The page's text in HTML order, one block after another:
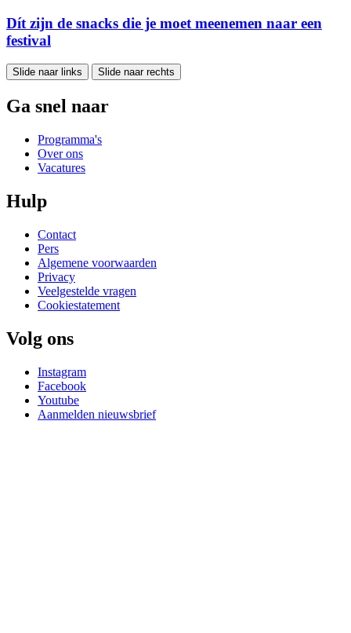
Dít zijn de snacks die je moet meenemen naar een
festival
Slide naar links Slide naar rechts
Ga snel naar
Programma's
Over ons
Vacatures
Hulp
Contact
Pers
Algemene voorwaarden
Privacy
Veelgestelde vragen
Cookiestatement
Volg ons
Instagram
Facebook
Youtube
Aanmelden nieuwsbrief